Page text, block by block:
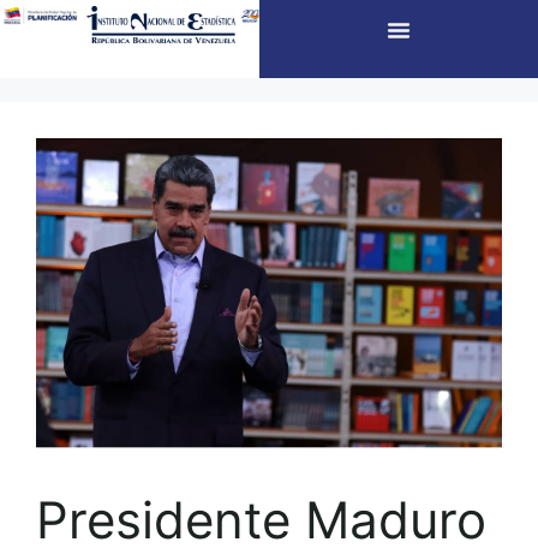
Presidente Maduro